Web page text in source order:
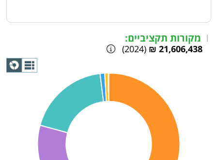
| מקורות תקציביים:
21,606,438 ₪
(2024)